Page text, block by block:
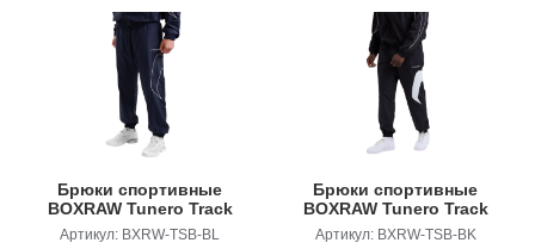
Брюки спортивные
BOXRAW Tunero Track
blue
Артикул: BXRW-TSB-BL
Брюки спортивные
BOXRAW Tunero Track
black
Артикул: BXRW-TSB-BK